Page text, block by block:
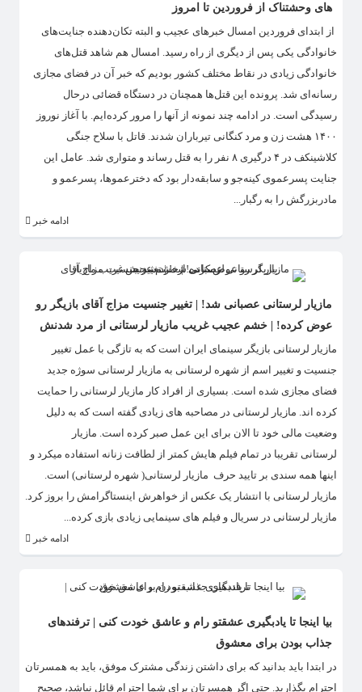
های وحشتناک از فروردین تا امروز
از ابتدای فروردین امسال خبرهای عجیب و البته تکان‌دهنده جنایت‌های
خانوادگی یکی پس از دیگری از راه رسید. امسال هم شاهد قتل‌های
خانوادگی‌ زیادی در نقاط مختلف کشور بودیم که خبر آن در فضای مجازی
رسانه‌ای شد. پرونده این قتل‌ها همچنان در دستگاه قضائی درحال
رسیدگی است. در ادامه چند نمونه از آنها را مرور کرده‌ایم. با آغاز نوروز
۱۴۰۰ هشت زن و مرد کنگانی تیرباران شدند. قاتل با سلاح جنگی
کلاشینکف در ۴ درگیری ۸ نفر را به قتل رساند و متواری شد. عامل این
جنایت‌ پسرعموی کینه‌جو و سابقه‌دار بود که دخترعموها، پسرعمو و
مادربزرگش را به رگبار...
ادامه خبر
مازیار لرستانی عصبانی شد! | تغییر جنسیت مزاج آقای بازیگر رو
عوض کرده! | خشم عجیب غریب مازیار لرستانی از مرد شدنش
مازیار لرستانی بازیگر سینمای ایران است که به تازگی با عمل تغییر
جنسیت و تغییر اسم از شهره لرستانی به مازیار لرستانی سوژه جدید
فضای مجازی شده است. بسیاری از افراد کار مازیار لرستانی را حمایت
کرده اند. مازیار لرستانی در مصاحبه های زیادی گفته است که به دلیل
وضعیت مالی خود تا الان برای این عمل صبر کرده است. مازیار
لرستانی تقریبا در تمام فیلم هایش کمتر از لطافت زنانه استفاده میکرد و
اینها همه سندی بر تایید حرف مازیار لرستانی( شهره لرستانی) است.
مازیار لرستانی با انتشار یک عکس از خواهرش اینستاگرامش را بروز کرد.
مازیار لرستانی در سریال و فیلم های سینمایی زیادی بازی کرده...
ادامه خبر
بیا اینجا تا یادبگیری عشقتو رام و عاشق خودت کنی | ترفندهای
جذاب بودن برای معشوق
در ابتدا باید بدانید که برای داشتن زندگی مشترک موفق، باید به همسرتان
احترام بگذارید. حتی اگر همسرتان برای شما احترام قائل نباشد، صحیح